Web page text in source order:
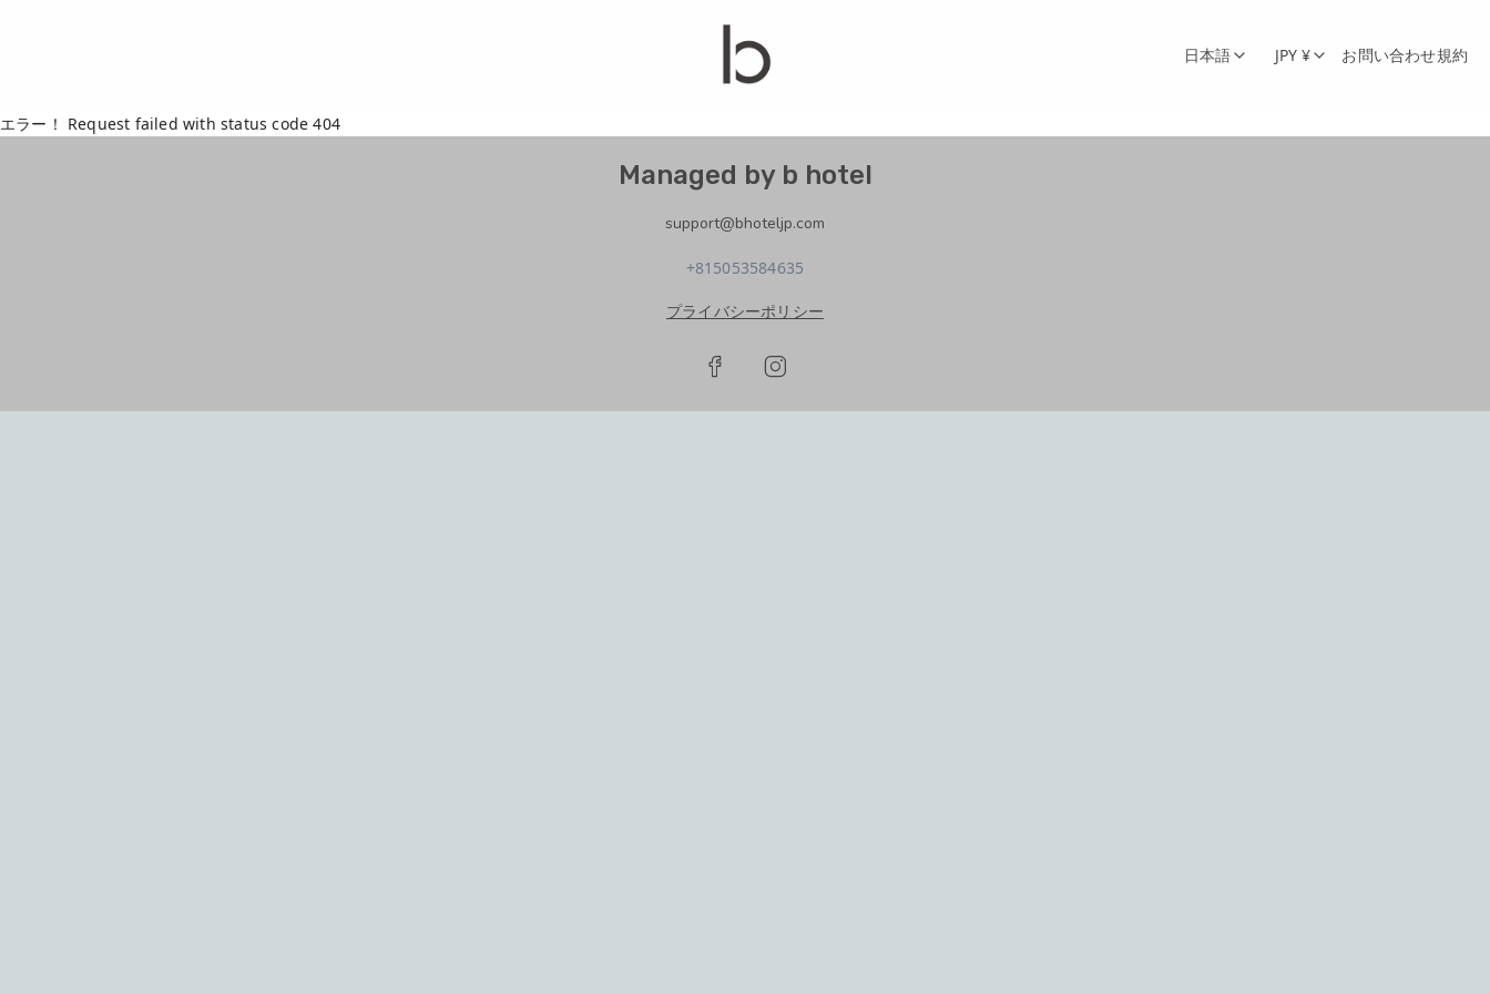
日本語 JPY ¥ お問い合わせ規約
エラー！ Request failed with status code 404
Managed by b hotel
support@bhoteljp.com
+815053584635
プライバシーポリシー